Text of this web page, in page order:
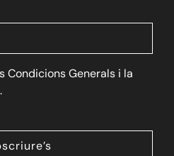
Condicions Generals i la